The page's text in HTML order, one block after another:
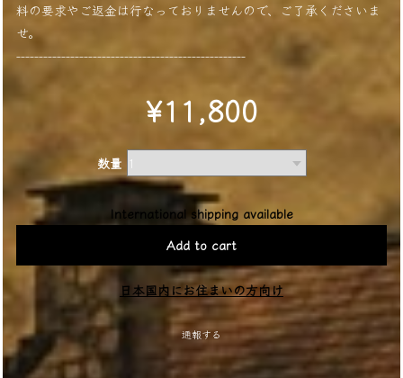
料の要求やご返金は行なっておりませんので、ご了承くださいま
せ。
---------------------------------------------------
¥11,800
数量
International shipping available
Add to cart
日本国内にお住まいの方向け
通報する